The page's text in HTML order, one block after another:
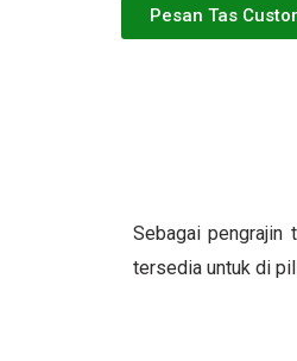
Pesan Tas
Sebagai pengrajin
tersedia untuk di